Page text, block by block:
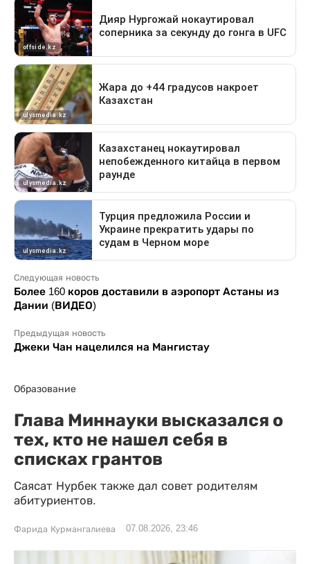
Следующая новость
Более 160 коров доставили в аэропорт Астаны из
Дании (ВИДЕО)
Предыдущая новость
Джеки Чан нацелился на Мангистау
Образование
Глава Миннауки высказался о
тех, кто не нашел себя в
списках грантов
Саясат Нурбек также дал совет родителям
абитуриентов.
Фарида Курмангалиева 07.08.2026, 23:46